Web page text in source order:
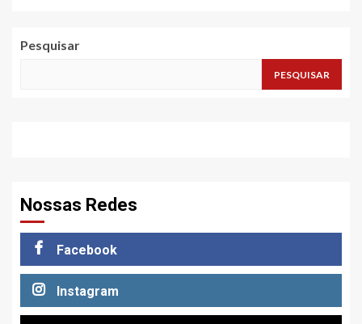
Pesquisar
PESQUISAR
Nossas Redes
Facebook
Instagram